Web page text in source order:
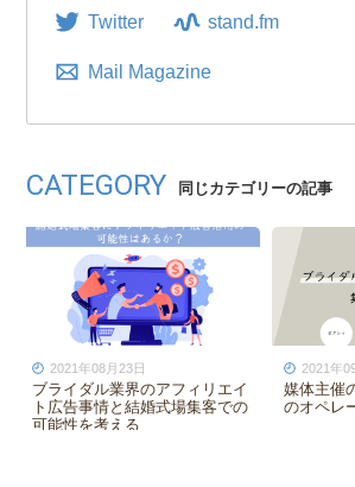
Twitter stand.fm
Mail Magazine
CATEGORY 同じカテゴリーの記事
2021年08月23日
ブライダル業界のアフィリエイ
ト広告事情と結婚式場集客での
可能性を考える
2021年
媒体主催
のオペレ